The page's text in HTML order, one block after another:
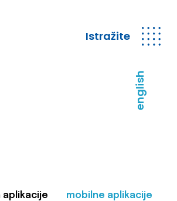
Istražite
english
mobilne aplikacije